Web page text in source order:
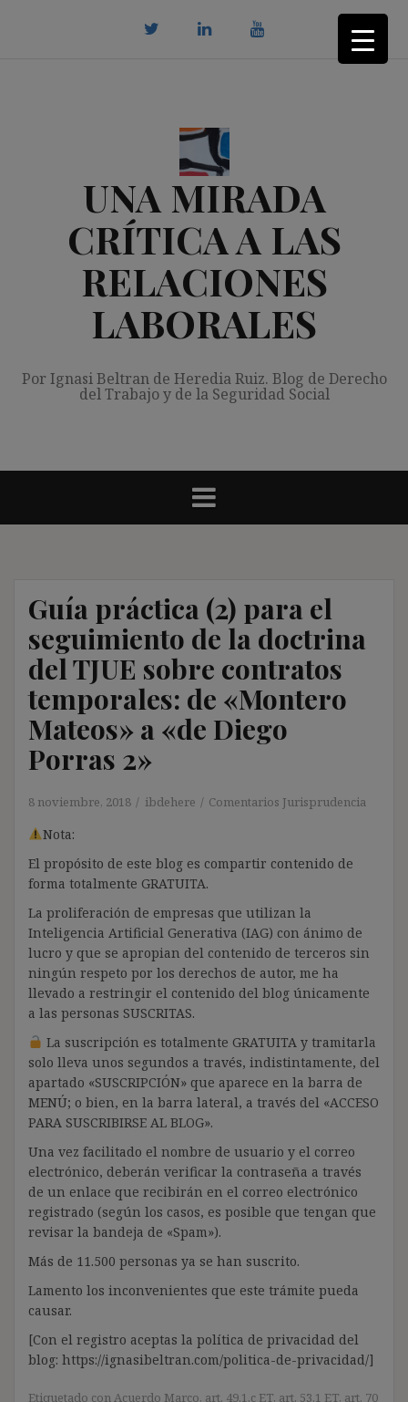
UNA MIRADA
CRÍTICA A LAS
RELACIONES
LABORALES
Por Ignasi Beltran de Heredia Ruiz. Blog de Derecho
del Trabajo y de la Seguridad Social
Guía práctica (2) para el
seguimiento de la doctrina
del TJUE sobre contratos
temporales: de «Montero
Mateos» a «de Diego
Porras 2»
8 noviembre, 2018 ibdehere Comentarios Jurisprudencia
Nota:
El propósito de este blog es compartir contenido de
forma totalmente GRATUITA.
La proliferación de empresas que utilizan la
Inteligencia Artificial Generativa (IAG) con ánimo de
lucro y que se apropian del contenido de terceros sin
ningún respeto por los derechos de autor, me ha
llevado a restringir el contenido del blog únicamente
a las personas SUSCRITAS.
La suscripción es totalmente GRATUITA y tramitarla
solo lleva unos segundos a través, indistintamente, del
apartado «SUSCRIPCIÓN» que aparece en la barra de
MENÚ; o bien, en la barra lateral, a través del «ACCESO
PARA SUSCRIBIRSE AL BLOG».
Una vez facilitado el nombre de usuario y el correo
electrónico, deberán verificar la contraseña a través
de un enlace que recibirán en el correo electrónico
registrado (según los casos, es posible que tengan que
revisar la bandeja de «Spam»).
Más de 11.500 personas ya se han suscrito.
Lamento los inconvenientes que este trámite pueda
causar.
[Con el registro aceptas la política de privacidad del
blog: https://ignasibeltran.com/politica-de-privacidad/]
Etiquetado con Acuerdo Marco, art. 49.1.c ET, art. 53.1 ET, art. 70